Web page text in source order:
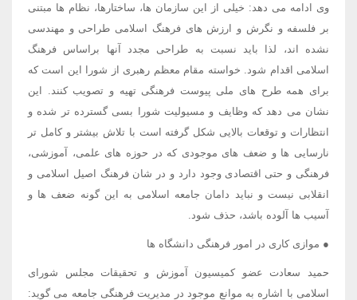
وی ادامه می دهد: خیلی از این سازمان ها، ساختارها، نظام ها مبتنی
بر فلسفه و نگرش و ارزش های فرهنگ اسلامی طراحی و مهندسی
نشده اند، لذا باید نسبت به طراحی مجدد آنها براساس فرهنگ
اسلامی اقدام شود. خواسته مقام معظم رهبری از شورا این است که
برای همه طرح های ملی پیوست فرهنگی تهیه و تصویب کنند. این
نشان می دهد که وظایف و مسیولیت شورا بسی گسترده تر شده و
انتظارات و توقعات بالایی شکل گرفته است با تلاش بیشتر و کامل تر
نارسایی ها و ضعف های موجودی که در حوزه های علمی، آموزشی،
فرهنگی و حتی اقتصادی وجود دارد و در شان فرهنگ اصیل اسلامی و
انقلابی نیست و نباید دامان جامعه اسلامی به این گونه ضعف ها و
آسیب ها آلوده باشد، حذف شود.
● موازی کاری در امور فرهنگی دانشگاه ها
حمید سعادت عضو کمیسیون آموزش و تحقیقات مجلس شورای
اسلامی با اشاره به موانع موجود در مدیریت فرهنگی جامعه می گوید: